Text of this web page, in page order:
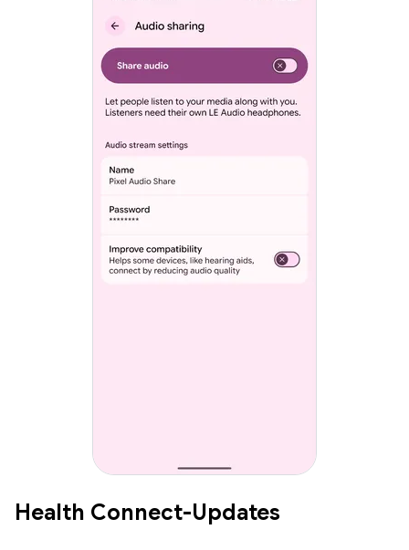
Health Connect-Updates